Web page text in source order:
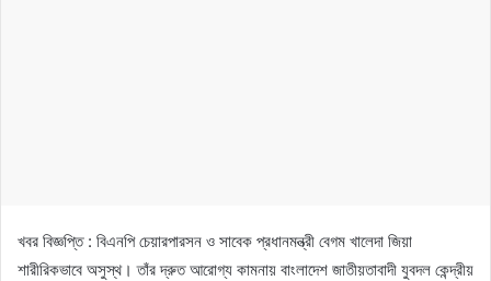
খবর বিজ্ঞপ্তি : বিএনপি চেয়ারপারসন ও সাবেক প্রধানমন্ত্রী বেগম খালেদা জিয়া
শারীরিকভাবে অসুস্থ। তাঁর দ্রুত আরোগ্য কামনায় বাংলাদেশ জাতীয়তাবাদী যুবদল কেন্দ্রীয়